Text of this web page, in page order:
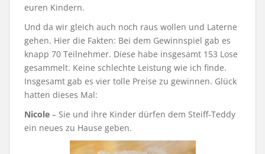
euren Kindern.
Und da wir gleich auch noch raus wollen und Laterne
gehen. Hier die Fakten: Bei dem Gewinnspiel gab es
knapp 70 Teilnehmer. Diese habe insgesamt 153 Lose
gesammelt. Keine schlechte Leistung wie ich finde.
Insgesamt gab es vier tolle Preise zu gewinnen. Glück
hatten dieses Mal:
Nicole – Sie und ihre Kinder dürfen dem Steiff-Teddy
ein neues zu Hause geben.